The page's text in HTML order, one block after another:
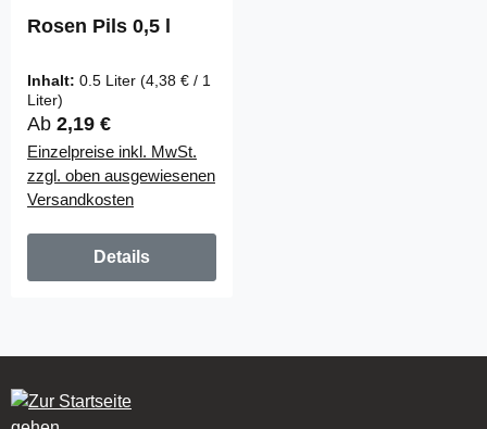
Rosen Pils 0,5 l
Inhalt: 0.5 Liter (4,38 € / 1
Liter)
Regulärer Preis:
Ab 2,19 €
Einzelpreise inkl. MwSt.
zzgl. oben ausgewiesenen
Versandkosten
Details